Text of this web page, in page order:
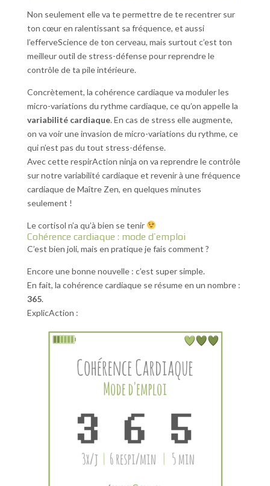
Non seulement elle va te permettre de te recentrer sur
ton cœur en ralentissant sa fréquence, et aussi
l’efferveScience de ton cerveau, mais surtout c’est ton
meilleur outil de stress-défense pour reprendre le
contrôle de ta pile intérieure.
Concrètement, la cohérence cardiaque va moduler les
micro-variations du rythme cardiaque, ce qu’on appelle la
variabilité cardiaque. En cas de stress elle augmente,
on va voir une invasion de micro-variations du rythme, ce
qui n’est pas du tout stress-défense.
Avec cette respirAction ninja on va reprendre le contrôle
sur notre variabilité cardiaque et revenir à une fréquence
cardiaque de Maître Zen, en quelques minutes
seulement !
Le cortisol n’a qu’à bien se tenir
Cohérence cardiaque : mode d’emploi
C’est bien joli, mais en pratique je fais comment ?
Encore une bonne nouvelle : c’est super simple.
En fait, la cohérence cardiaque se résume en un nombre :
365.
ExplicAction :